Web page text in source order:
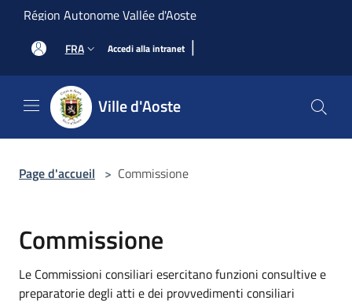
Salta al contenuto principale
Région Autonome Vallée d'Aoste
FRA Accedi alla intranet |
Ville d'Aoste
Page d'accueil > Commissione
Commissione
Le Commissioni consiliari esercitano funzioni consultive e
preparatorie degli atti e dei provvedimenti consiliari